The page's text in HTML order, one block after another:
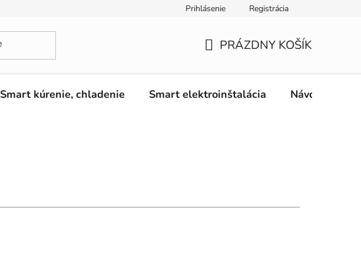
Prihlásenie Registrácia
KOŠÍK
PRÁZDNY KOŠÍK
Smart kúrenie, chladenie Smart elektroinštalácia Návody